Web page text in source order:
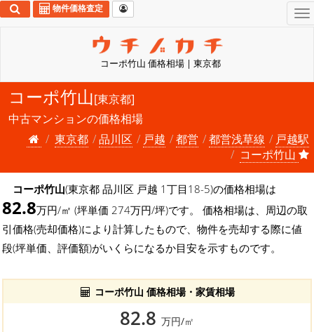
コーポ竹山 価格相場 | 東京都
物件価格査定
コーポ竹山[東京都]
中古マンションの価格相場
東京都
品川区 戸越 都営 都営浅草線
戸越駅
コーポ竹山
コーポ竹山(東京都 品川区 戸越 1丁目18-5)の価格相場は
82.8万円/㎡ (坪単価 274万円/坪)です。 価格相場は、周辺の取
引価格(売却価格)により計算したもので、物件を売却する際に値
段(坪単価、評価額)がいくらになるか目安を示すものです。
コーポ竹山 価格相場・家賃相場
82.8 万円/㎡